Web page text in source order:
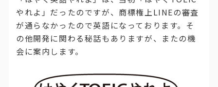
やれよ」だったのですが、商標権上LINEの審査
が通らなかったので英語になっております。そ
の他開発に関わる秘話もありますが、またの機
会に案内します。